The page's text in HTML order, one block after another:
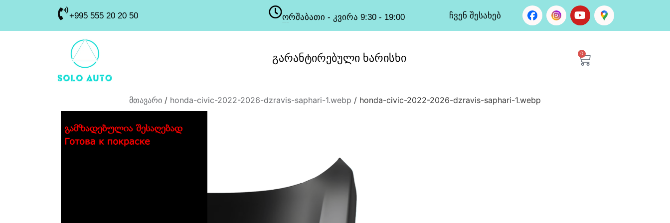
+995 555 20 20 50 ორშაბათი - კვირა 9:30 - 19:00 ჩვენ შესახებ
გარანტირებული ხარისხი 0
მთავარი / honda-civic-2022-2026-dzravis-saphari-1.webp / honda-civic-2022-2026-dzravis-saphari-1.webp